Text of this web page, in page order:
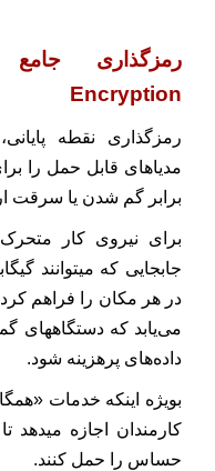
Encryption
رمزگذاری نقطه
مدیاهای قابل حمل را
برابر گم شدن یا سرقت
برای نیروی کار متحرک
جابجایی که میتوانند
در هر مکان را فراهم
می‌یابد که دستگاههای
داده‌های پرهزینه شود.
بویژه اینکه خدمات
کارمندان اجازه میدهد
حساس را حمل کنند.